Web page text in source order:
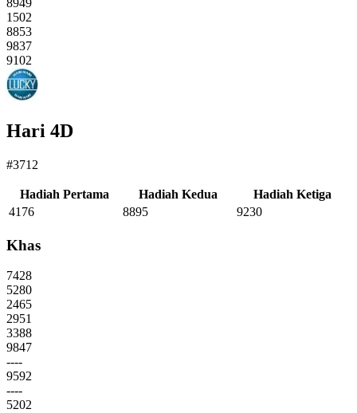
8949
1502
8853
9837
9102
Hari 4D
#3712
Hadiah Pertama Hadiah Kedua
Hadiah Ketiga
4176
8895 9230
Khas
7428
5280
2465
2951
3388
9847
----
9592
----
5202